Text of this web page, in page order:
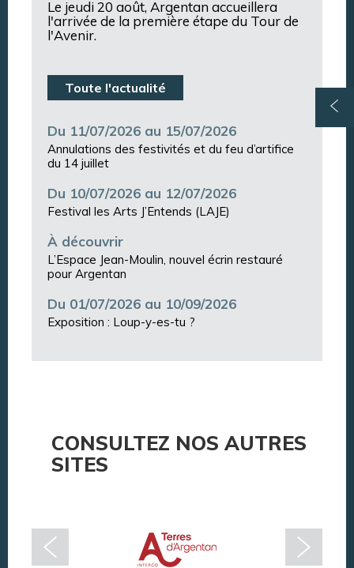
Le jeudi 20 août, Argentan accueillera
l'arrivée de la première étape du Tour de
l'Avenir.
Toute l'actualité
Du 11/07/2026 au 15/07/2026
Annulations des festivités et du feu d’artifice
du 14 juillet
Du 10/07/2026 au 12/07/2026
Festival les Arts J’Entends (LAJE)
À découvrir
L’Espace Jean-Moulin, nouvel écrin restauré
pour Argentan
Du 01/07/2026 au 10/09/2026
Exposition : Loup-y-es-tu ?
CONSULTEZ NOS AUTRES
SITES